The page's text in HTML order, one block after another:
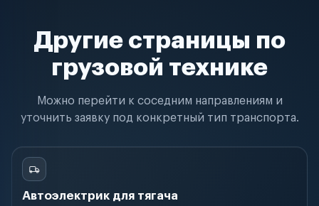
Другие страницы по
грузовой технике
Можно перейти к соседним направлениям и
уточнить заявку под конкретный тип транспорта.
Автоэлектрик для тягача